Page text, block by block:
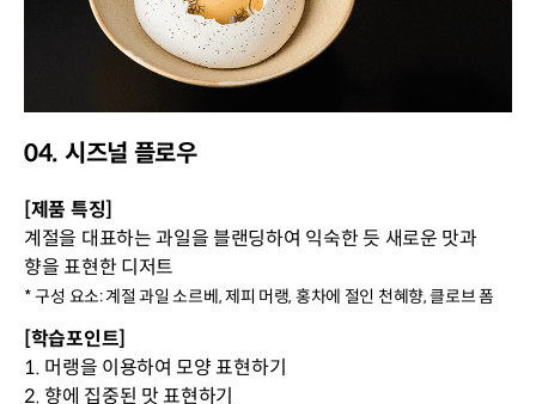
04. 시즈널 플로우
[제품 특징]
계절을 대표하는 과일을 블랜딩하여 익숙한 듯 새로운 맛과
향을 표현한 디저트
* 구성 요소: 계절 과일 소르베, 제피 머랭, 홍차에 절인 천혜향, 클로브 폼
[학습포인트]
1. 머랭을 이용하여 모양 표현하기
2. 향에 집중된 맛 표현하기